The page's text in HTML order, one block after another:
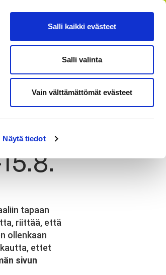
Näytä tiedot
Salli kaikki evästeet
Salli valinta
Vain välttämättömät evästeet
FI SV EN RU
MENU
tapaan
riittää, että
ollenkaan
ettet
sivun